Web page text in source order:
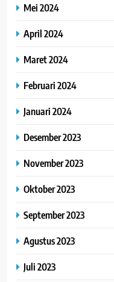
Mei 2024
April 2024
Maret 2024
Februari 2024
Januari 2024
Desember 2023
November 2023
Oktober 2023
September 2023
Agustus 2023
Juli 2023